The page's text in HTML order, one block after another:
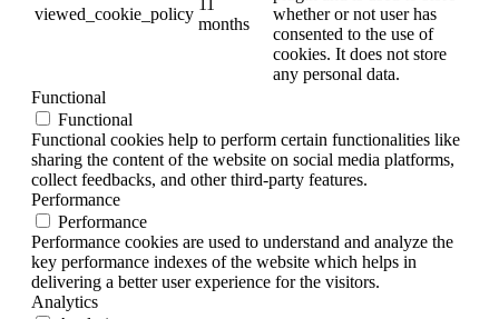
viewed_cookie_policy
11
months
whether or not user has
consented to the use of
cookies. It does not store
any personal data.
Functional
Functional
Functional cookies help to perform certain functionalities like
sharing the content of the website on social media platforms,
collect feedbacks, and other third-party features.
Performance
Performance
Performance cookies are used to understand and analyze the
key performance indexes of the website which helps in
delivering a better user experience for the visitors.
Analytics